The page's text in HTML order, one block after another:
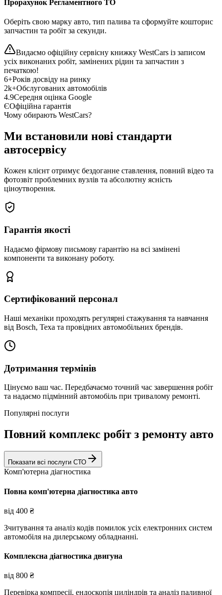
Прорахунок Регламентного ТО
Оберіть свою марку авто, тип палива та сформуйте кошторис
запчастин та робіт за секунди.
Видаємо офіційну сервісну книжку WestCars із записом
усіх виконаних робіт, замінених рідин та запчастин з
печаткою!
6+Років досвіду на ринку
2k+Обслугованих автомобілів
4.9Середня оцінка Google
ЄОфіційна гарантія
Чому обирають WestCars?
Ми встановили нові стандарти
автосервісу
Кожен клієнт отримує бездоганне ставлення, повний відео та
фотозвіт проблемних вузлів та абсолютну ясність
ціноутворення.
Гарантія якості
Надаємо фірмову письмову гарантію на всі замінені
компоненти та виконану роботу.
Сертифікований персонал
Наші механіки проходять регулярні стажування та навчання
від Bosch, Texa та провідних автомобільних брендів.
Дотримання термінів
Цінуємо ваш час. Передбачаємо точний час завершення робіт
та надаємо підмінний автомобіль при тривалому ремонті.
Популярні послуги
Повний комплекс робіт з ремонту авто
Показати всі послуги СТО
Комп'ютерна діагностика
Повна комп'ютерна діагностика авто
від 400 ₴
Зчитування та аналіз кодів помилок усіх електронних систем
автомобіля на дилерському обладнанні.
Комплексна діагностика двигуна
від 800 ₴
Перевірка компресії, ендоскопія циліндрів та аналіз паливної